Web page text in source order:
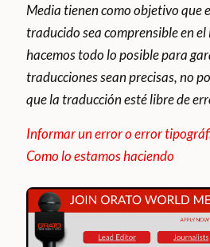
Media tienen como objetivo que
traducido sea comprensible en
hacemos todo lo posible para
traducciones sean precisas, no
que la traducción esté libre de
Informar un error o error
Como lo estamos haciendo